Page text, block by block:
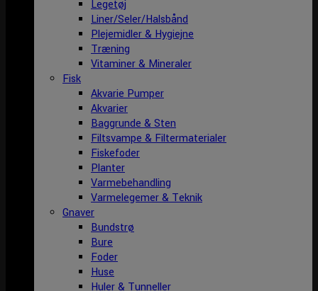
Legetøj
Liner/Seler/Halsbånd
Plejemidler & Hygiejne
Træning
Vitaminer & Mineraler
Fisk
Akvarie Pumper
Akvarier
Baggrunde & Sten
Filtsvampe & Filtermaterialer
Fiskefoder
Planter
Varmebehandling
Varmelegemer & Teknik
Gnaver
Bundstrø
Bure
Foder
Huse
Huler & Tunneller